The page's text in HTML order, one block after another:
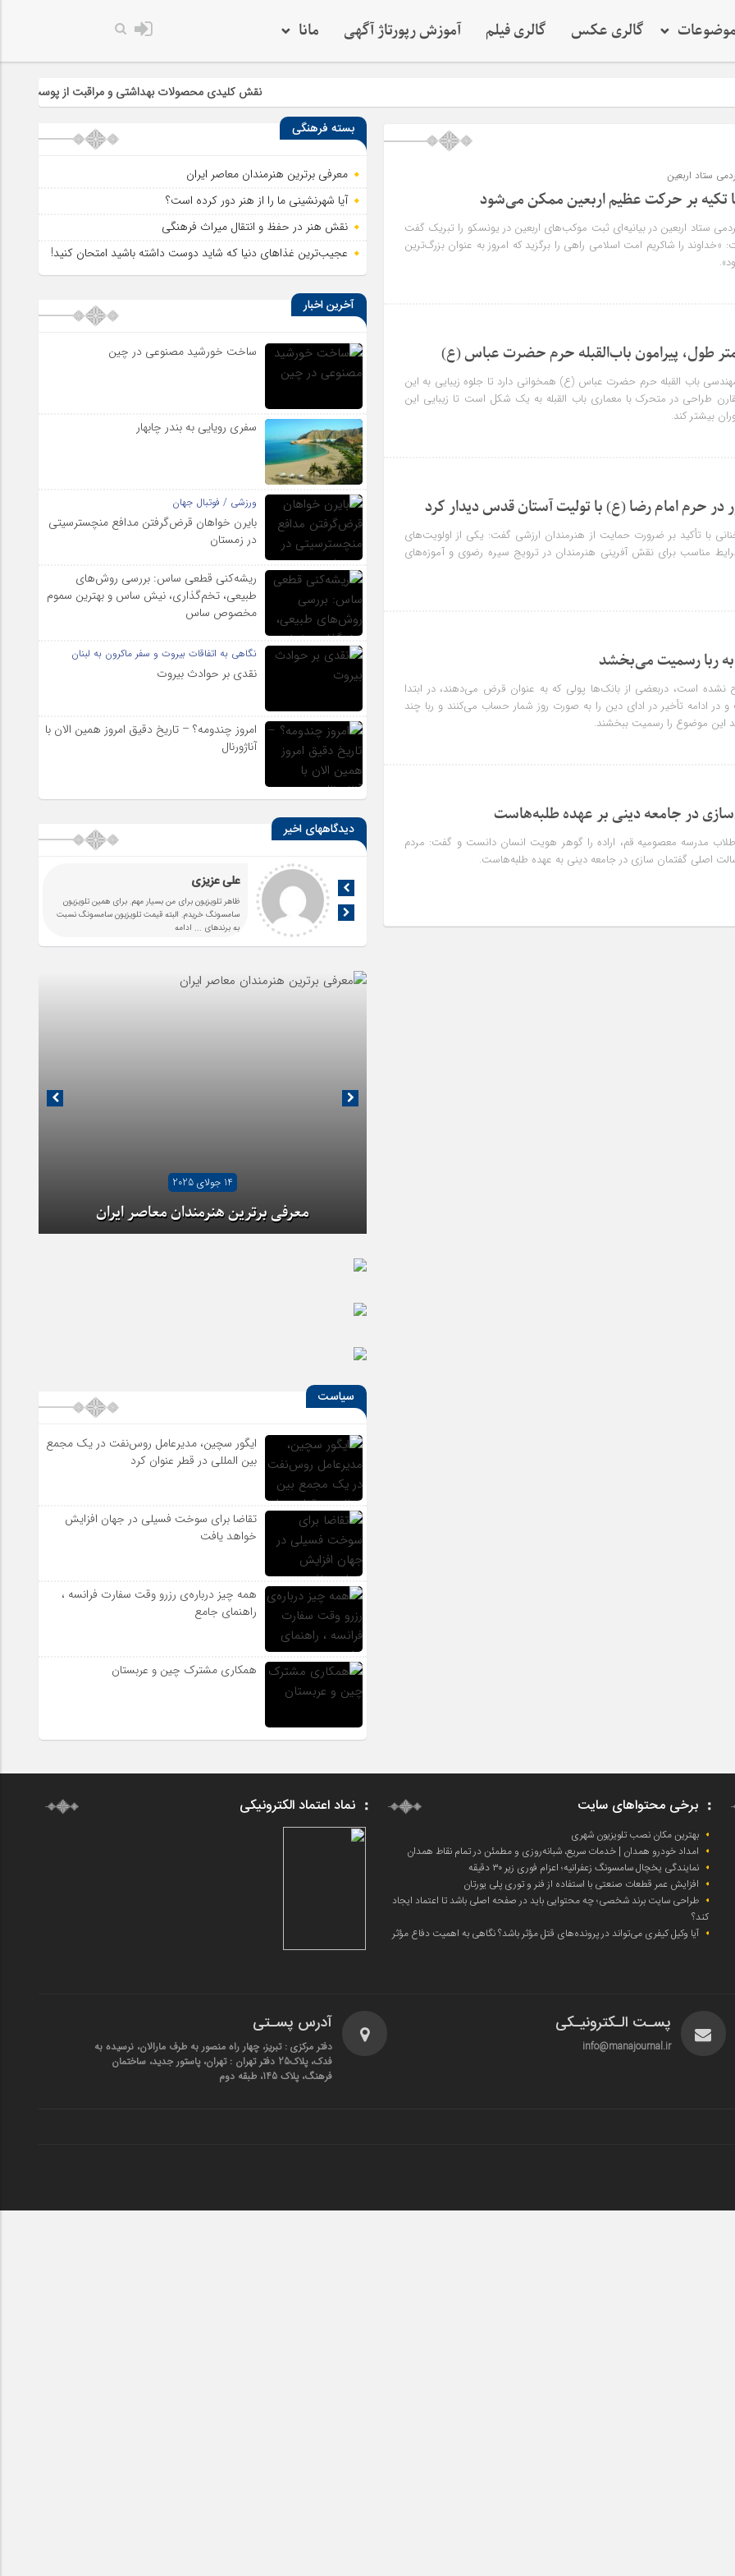
موضوعات گالری عکس گالری فیلم آموزش رپورتاژ آگهی مانا
نقش کلیدی محصولات بهداشتی و مراقبت از پوست در سلامت و زیبایی
ستاد اربعین
تکیه بر حرکت عظیم اربعین ممکن می‌شود
ستاد اربعین در بیانیه‌ای ثبت موکب‌های اربعین در یونسکو را تبریک گفت
را شاکریم امت اسلامی راهی را برگزید که امروز به عنوان بزرگ‌ترین
باب القبله حرم حضرت عباس (ع) همخوانی دارد تا جلوه زیبایی به این
طراحی در متحرک با معماری باب القبله به یک شکل است تا زیبایی این
بیشتر کند.
حرم امام رضا (ع) با تولیت آستان قدس دیدار کرد
با تأکید بر ضرورت حمایت از هنرمندان ارزشی گفت: یکی از اولویت‌های
مناسب برای نقش آفرینی هنرمندان در ترویج سیره رضوی و آموزه‌های
ربا رسمیت می‌بخشد
نشده است، دربعضی از بانک‌ها پولی که به عنوان قرض می‌دهند، در ابتدا
در ادامه تأخیر در ادای دین را به صورت روز شمار حساب می‌کنند و ربا چند
این موضوع را رسمیت ببخشند.
در جامعه دینی بر عهده طلبه‌هاست
مدرسه معصومیه قم، اراده را گوهر هویت انسان دانست و گفت: مردم
اصلی گفتمان سازی در جامعه دینی به عهده طلبه‌هاست.
بسته فرهنگی
معرفی برترین هنرمندان معاصر ایران
آیا شهرنشینی ما را از هنر دور کرده است؟
نقش هنر در حفظ و انتقال میراث فرهنگی
عجیب‌ترین غذاهای دنیا که شاید دوست داشته باشید امتحان کنید!
آخرین اخبار
ساخت خورشید مصنوعی در چین
سفری رویایی به بندر چابهار
ورزشی / فوتبال جهان
بایرن خواهان قرض‌گرفتن مدافع منچسترسیتی
در زمستان
ریشه‌کنی قطعی ساس: بررسی روش‌های
طبیعی، تخم‌گذاری، نیش ساس و بهترین سموم
مخصوص ساس
نگاهی به اتفاقات بیروت و سفر ماکرون به لبنان
نقدی بر حوادث بیروت
امروز چندومه؟ – تاریخ دقیق امروز همین الان با
آناژورنال
دیدگاههای اخیر
علی عزیزی
ظاهر تلویزیون برای من بسیار مهم. برای همین تلویزیون
سامسونگ خریدم. البته قیمت تلویزیون سامسونگ نسبت
به برندهای ... ادامه
ادامه
14 جولای 2025
07 جولای 2025
آیا شهرنشینی ما را از هنر دور کرده است؟
سیاست
ایگور سچین، مدیرعامل روس‌نفت در یک مجمع
بین المللی در قطر عنوان کرد
تقاضا برای سوخت فسیلی در جهان افزایش
خواهد یافت
همه چیز درباره‌ی رزرو وقت سفارت فرانسه ،
راهنمای جامع
همکاری مشترک چین و عربستان
برخی محتواهای سایت
بهترین مکان نصب تلویزیون شهری
امداد خودرو همدان | خدمات سریع، شبانه‌روزی و مطمئن در تمام نقاط همدان
نمایندگی یخچال سامسونگ زعفرانیه؛ اعزام فوری زیر ۳۰ دقیقه
افزایش عمر قطعات صنعتی با استفاده از فنر و توری پلی یورتان
طراحی سایت برند شخصی؛ چه محتوایی باید در صفحه اصلی باشد تا اعتماد ایجاد
کند؟
آیا وکیل کیفری می‌تواند در پرونده‌های قتل مؤثر باشد؟ نگاهی به اهمیت دفاع مؤثر
نماد اعتماد الکترونیکی
پسـت الـکترونیـکی
info@manajournal.ir
آدرس پسـتی
دفتر مرکزی : تبریز، چهار راه منصور به طرف مارالان، نرسیده به
فدک، پلاک25 دفتر تهران : تهران، پاستور جدید، ساختمان
فرهنگ، پلاک 145، طبقه دوم